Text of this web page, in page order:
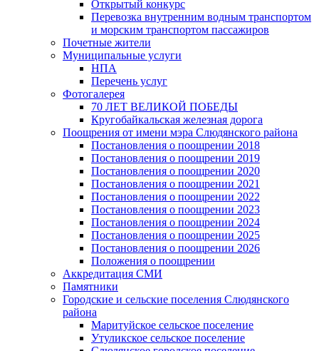
Открытый конкурс
Перевозка внутренним водным транспортом
и морским транспортом пассажиров
Почетные жители
Муниципальные услуги
НПА
Перечень услуг
Фотогалерея
70 ЛЕТ ВЕЛИКОЙ ПОБЕДЫ
Кругобайкальская железная дорога
Поощрения от имени мэра Слюдянского района
Постановления о поощрении 2018
Постановления о поощрении 2019
Постановления о поощрении 2020
Постановления о поощрении 2021
Постановления о поощрении 2022
Постановления о поощрении 2023
Постановления о поощрении 2024
Постановления о поощрении 2025
Постановления о поощрении 2026
Положения о поощрении
Аккредитация СМИ
Памятники
Городские и сельские поселения Слюдянского
района
Маритуйское сельское поселение
Утуликское сельское поселение